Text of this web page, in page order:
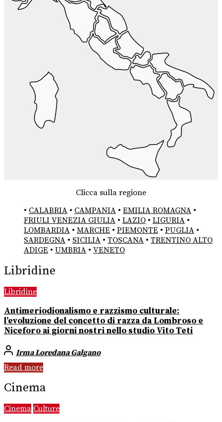
Clicca sulla regione
• CALABRIA • CAMPANIA • EMILIA ROMAGNA •
FRIULI VENEZIA GIULIA • LAZIO • LIGURIA •
LOMBARDIA • MARCHE • PIEMONTE • PUGLIA •
SARDEGNA • SICILIA • TOSCANA • TRENTINO ALTO
ADIGE • UMBRIA • VENETO
Libridine
Libridine
Antimeriodionalismo e razzismo culturale:
l’evoluzione del concetto di razza da Lombroso e
Niceforo ai giorni nostri nello studio Vito Teti
Irma Loredana Galgano
Read more
Cinema
Cinema Culture